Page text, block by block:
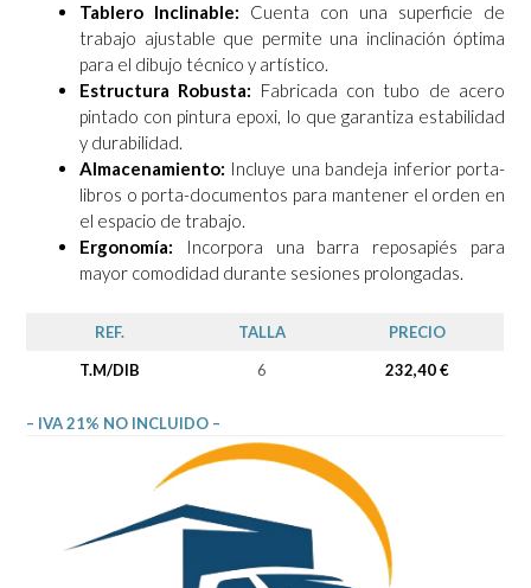
Tablero Inclinable: Cuenta con una superficie de
trabajo ajustable que permite una inclinación óptima
para el dibujo técnico y artístico.
Estructura Robusta: Fabricada con tubo de acero
pintado con pintura epoxi, lo que garantiza estabilidad
y durabilidad.
Almacenamiento: Incluye una bandeja inferior porta-
libros o porta-documentos para mantener el orden en
el espacio de trabajo.
Ergonomía: Incorpora una barra reposapiés para
mayor comodidad durante sesiones prolongadas.
REF. TALLA
PRECIO
T.M/DIB
6 232,40 €
– IVA 21% NO INCLUIDO –